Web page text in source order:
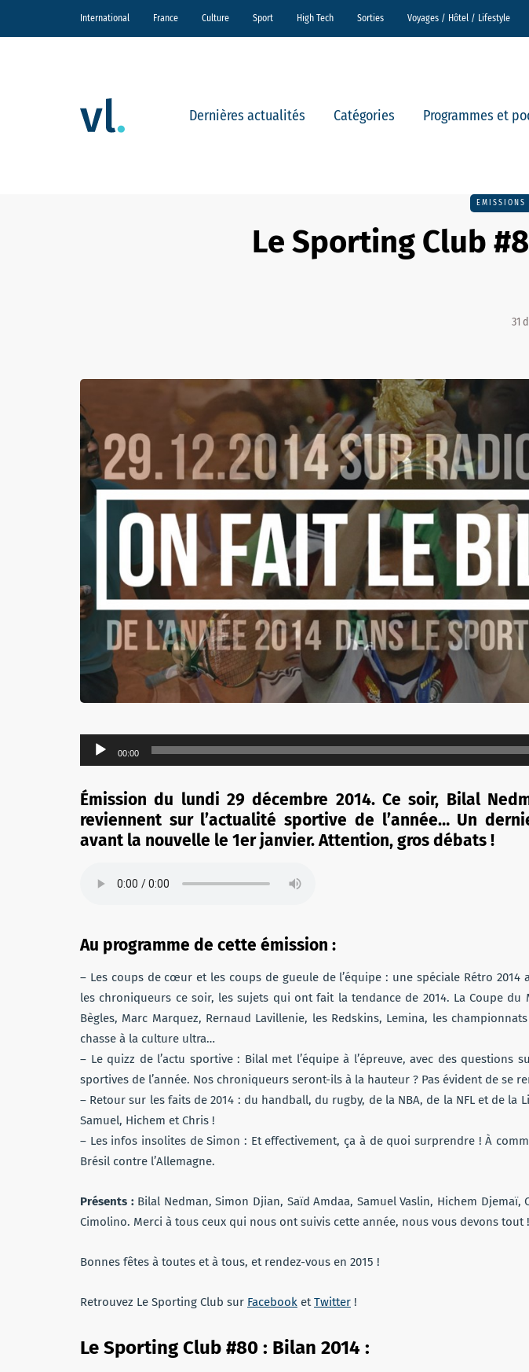
International France Culture Sport High Tech Sorties Voyages / Hôtel / Lifestyle
Dernières actualités Catégories Programmes et
EMISSIONS
Le Sporting Club
31
Lecteur
audio
00:00
Émission du lundi 29 décembre 2014. Ce soir, Bilal
reviennent sur l’actualité sportive de l’année… Un
avant la nouvelle le 1er janvier. Attention, gros débats !
Au programme de cette émission :
– Les coups de cœur et les coups de gueule de l’équipe : une spéciale Rétro 2014
les chroniqueurs ce soir, les sujets qui ont fait la tendance de 2014. La Coupe du
Bègles, Marc Marquez, Rernaud Lavillenie, les Redskins, Lemina, les championnats
chasse à la culture ultra…
– Le quizz de l’actu sportive : Bilal met l’équipe à l’épreuve, avec des questions
sportives de l’année. Nos chroniqueurs seront-ils à la hauteur ? Pas évident de se
– Retour sur les faits de 2014 : du handball, du rugby, de la NBA, de la NFL et de la
Samuel, Hichem et Chris !
– Les infos insolites de Simon : Et effectivement, ça à de quoi surprendre ! À
Brésil contre l’Allemagne.
Présents : Bilal Nedman, Simon Djian, Saïd Amdaa, Samuel Vaslin, Hichem Djemaï,
Cimolino. Merci à tous ceux qui nous ont suivis cette année, nous vous devons tout !
Bonnes fêtes à toutes et à tous, et rendez-vous en 2015 !
Retrouvez Le Sporting Club sur Facebook etTwitter !
Le Sporting Club #80 : Bilan 2014 :